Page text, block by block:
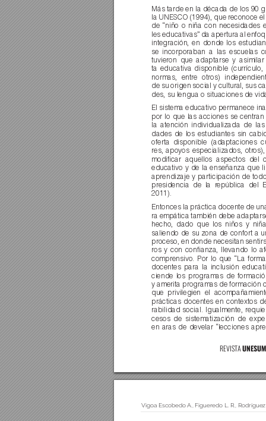
REVISTA
Más tarde en la década de los 90
la UNESCO (1994), que reconoce
de “niño o niña con necesidades
les educativas” da apertura al
integración, en donde los
se incorporaban a las escuelas
tuvieron que adaptarse y
ta educativa disponible
normas, entre otros)
de su origen social y cultural, sus
des, su lengua o situaciones de
El sistema educativo permanece
por lo que las acciones se
la atención individualizada de
dades de los estudiantes sin
oferta disponible (adaptaciones
res, apoyos especializados, otr
modiﬁcar aquellos aspectos del
educativo y de la enseñanza que
aprendizaje y participación de
presidencia de la república del
2011).
Entonces la práctica docente de
ra empática también debe
hecho, dado que los niños y
saliendo de su zona de confort a
proceso, en donde necesitan
ros y con conﬁanza, llevando lo
comprensivo. Por lo que “La
docentes para la inclusión
ciende los programas de
y amerita programas de formación
que privilegien el
prácticas docentes en contextos
rabilidad social. Igualmente,
cesos de sistematización de
en aras de develar “lecciones
Vigoa Escobedo A., Figueredo L. R., Rodríguez